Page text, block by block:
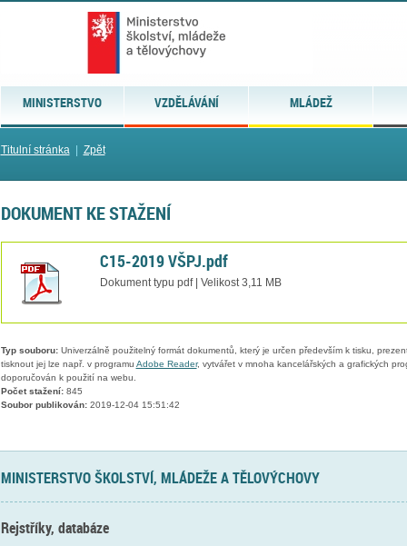
MINISTERSTVO VZDĚLÁVÁNÍ MLÁDEŽ
Titulní stránka| Zpět
DOKUMENT KE STAŽENÍ
C15-2019 VŠPJ.pdf
Dokument typu pdf | Velikost 3,11 MB
Typ souboru:Univerzálně použitelný formát dokumentů, který je určen především k tisku,
tisknout jej lze např. v programu Adobe Reader, vytvářet v mnoha kancelářských a grafických
doporučován k použití na webu.
Počet stažení:845
Soubor publikován:2019-12-04 15:51:42
MINISTERSTVO ŠKOLSTVÍ, MLÁDEŽE A TĚLOVÝCHOVY
Rejstříky, databáze